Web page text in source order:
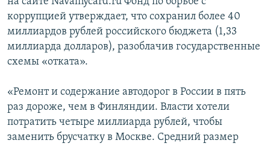
коррупцией утверждает, что сохранил более 40
миллиардов рублей российского бюджета (1,33
миллиарда долларов), разоблачив государственные
схемы «отката».
«Ремонт и содержание автодорог в России в пять
раз дороже, чем в Финляндии. Власти хотели
потратить четыре миллиарда рублей, чтобы
заменить брусчатку в Москве. Средний размер